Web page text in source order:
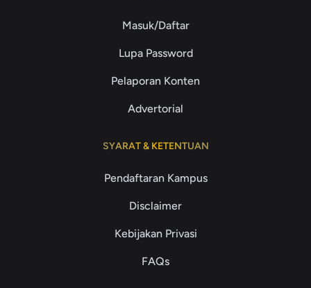
Masuk/Daftar
Lupa Password
Pelaporan Konten
Advertorial
SYARAT & KETENTUAN
Pendaftaran Kampus
Disclaimer
Kebijakan Privasi
FAQs